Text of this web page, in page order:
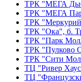
ТРК "МЕГА
ТРК "МЕГА
ТРК
ТРК "Ока", б.
ТРК "Парк
ТРК "Пулково
ТРК "Сити
ТЦ "Ривер
ТЦ